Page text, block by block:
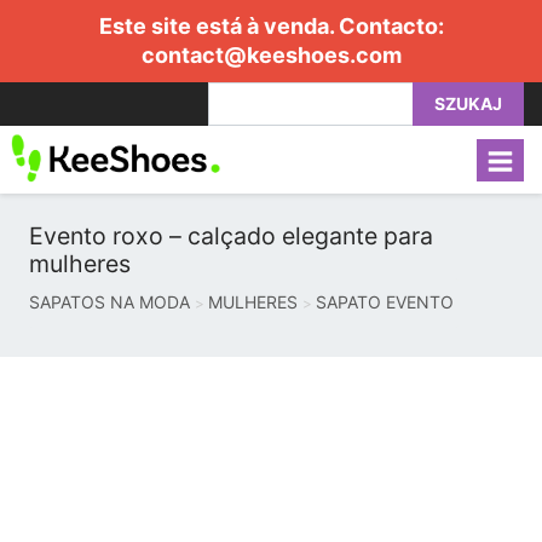
Este site está à venda. Contacto:
contact@keeshoes.com
SZUKAJ
Evento roxo – calçado elegante para
mulheres
SAPATOS NA MODA MULHERES SAPATO EVENTO